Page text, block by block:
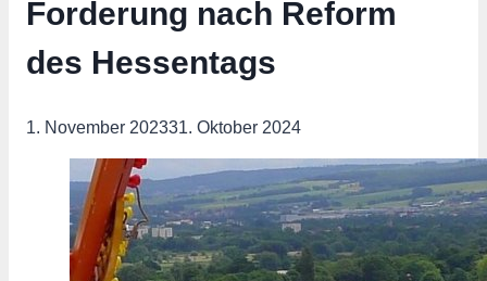
Forderung nach Reform
des Hessentags
1. November 202331. Oktober 2024